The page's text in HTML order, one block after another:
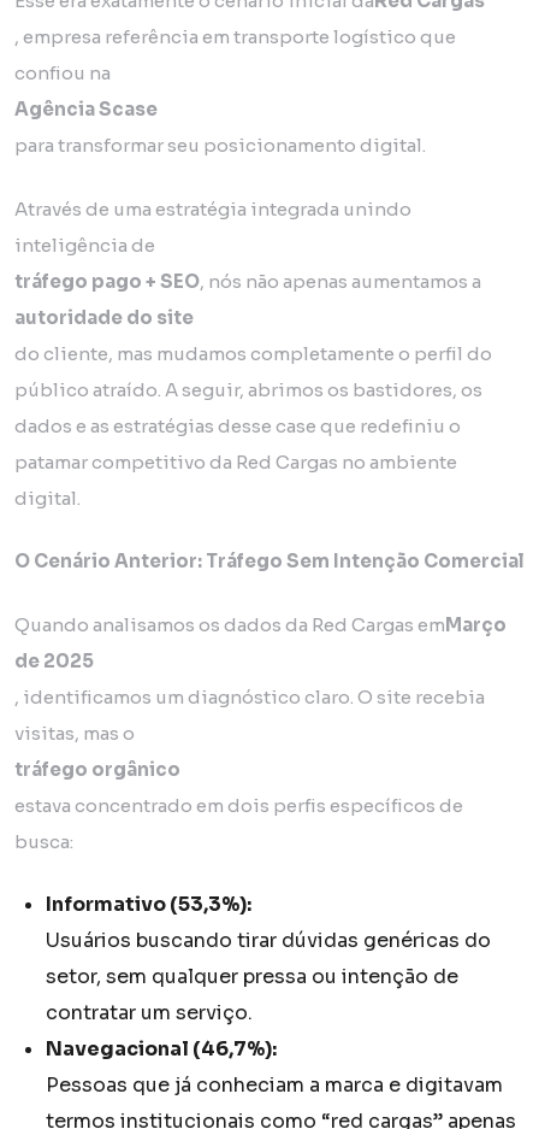
, empresa referência em transporte logístico que
confiou na
Agência Scase
para transformar seu posicionamento digital.
Através de uma estratégia integrada unindo
inteligência de
tráfego pago + SEO, nós não apenas aumentamos a
autoridade do site
do cliente, mas mudamos completamente o perfil do
público atraído. A seguir, abrimos os bastidores, os
dados e as estratégias desse case que redefiniu o
patamar competitivo da Red Cargas no ambiente
digital.
O Cenário Anterior: Tráfego Sem Intenção Comercial
Quando analisamos os dados da Red Cargas emMarço
de 2025
, identificamos um diagnóstico claro. O site recebia
visitas, mas o
tráfego orgânico
estava concentrado em dois perfis específicos de
busca:
Informativo (53,3%):
Usuários buscando tirar dúvidas genéricas do
setor, sem qualquer pressa ou intenção de
contratar um serviço.
Navegacional (46,7%):
Pessoas que já conheciam a marca e digitavam
termos institucionais como “red cargas” apenas